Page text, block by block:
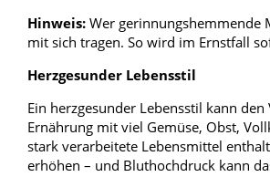
Hinweis: Wer gerinnungshemmende
mit sich tragen. So wird im Ernstfall
Herzgesunder Lebensstil
Ein herzgesunder Lebensstil kann
Ernährung mit viel Gemüse, Obst,
stark verarbeitete Lebensmittel
erhöhen – und Bluthochdruck kann